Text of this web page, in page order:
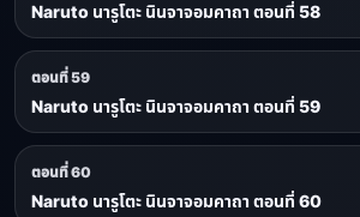
Naruto นารูโตะ นินจาจอมคาถา ตอนที่ 58
ตอนที่ 59
Naruto นารูโตะ นินจาจอมคาถา ตอนที่ 59
ตอนที่ 60
Naruto นารูโตะ นินจาจอมคาถา ตอนที่ 60